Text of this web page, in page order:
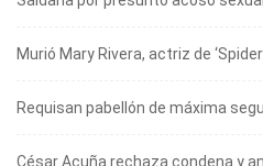
Murió Mary Rivera, actriz de
Requisan pabellón de máxima
César Acuña rechaza condena y